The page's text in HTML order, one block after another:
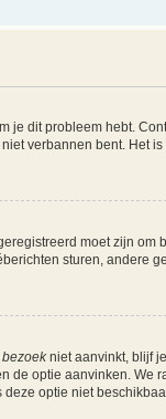
je dit probleem hebt.
verbannen bent. Het
moet zijn
sturen, andere
niet aanvinkt, blijf
de optie aanvinken. We
optie niet